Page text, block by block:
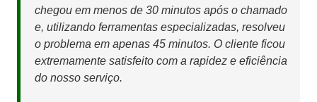
chegou em menos de 30 minutos após o chamado
e, utilizando ferramentas especializadas, resolveu
o problema em apenas 45 minutos. O cliente ficou
extremamente satisfeito com a rapidez e eficiência
do nosso serviço.